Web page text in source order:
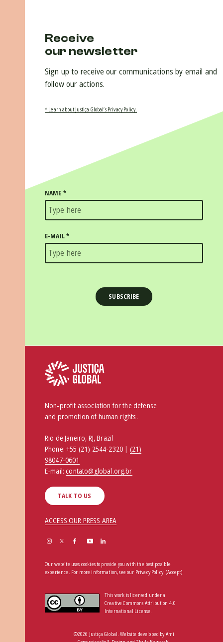
Receive
our newsletter
Sign up to receive our communications by email and
follow our actions.
* Learn about Justiça Global’s Privacy Policy.
NAME *
E-MAIL*
Non-profit association for the defense
and promotion of human rights.
Rio de Janeiro, RJ, Brazil
Phone:+55 (21) 2544-2320 | (21)
98047-0601
E-mail:contato@global.org.br
TALK TO US
ACCESS OUR PRESS AREA
Our website uses cookies to provide you with the best possible
experience. For more information, see our Privacy Policy.(Accept)
This work is licensed under a
Creative Commons Attribution 4.0
International License.
©2026 Justiça Global. Website developed byAmí